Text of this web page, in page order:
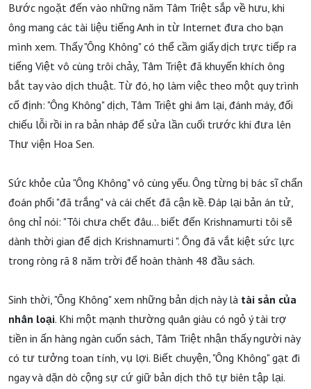
Bước ngoặt đến vào những năm Tâm Triệt sắp về hưu, khi
ông mang các tài liệu tiếng Anh in từ Internet đưa cho bạn
mình xem. Thấy "Ông Không" có thể cầm giấy dịch trực tiếp ra
tiếng Việt vô cùng trôi chảy, Tâm Triệt đã khuyến khích ông
bắt tay vào dịch thuật. Từ đó, họ làm việc theo một quy trình
cố định: "Ông Không" dịch, Tâm Triệt ghi âm lại, đánh máy, đối
chiếu lỗi rồi in ra bản nháp để sửa lần cuối trước khi đưa lên
Thư viện Hoa Sen.
Sức khỏe của "Ông Không" vô cùng yếu. Ông từng bị bác sĩ chẩn
đoán phổi "đã trắng" và cái chết đã cận kề. Đáp lại bản án tử,
ông chỉ nói: "Tôi chưa chết đâu... biết đến Krishnamurti tôi sẽ
dành thời gian để dịch Krishnamurti ". Ông đã vắt kiệt sức lực
trong ròng rã 8 năm trời để hoàn thành 48 đầu sách.
Sinh thời, "Ông Không" xem những bản dịch này là tài sản của
nhân loại. Khi một mạnh thường quân giàu có ngỏ ý tài trợ
tiền in ấn hàng ngàn cuốn sách, Tâm Triệt nhận thấy người này
có tư tưởng toan tính, vụ lợi. Biết chuyện, "Ông Không" gạt đi
ngay và dặn dò cộng sự cứ giữ bản dịch thô tự biên tập lại.